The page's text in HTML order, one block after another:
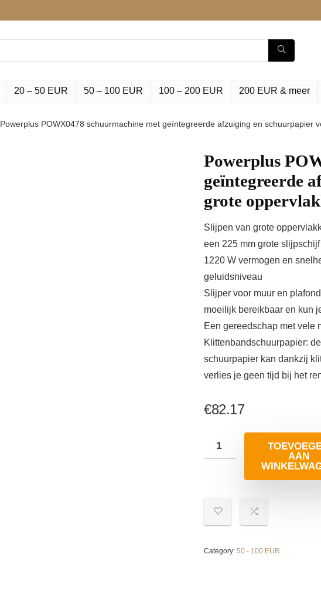
20 – 50 EUR 50 – 100 EUR 100 – 200 EUR 200 EUR & meer
Powerplus POWX0478 schuurmachine met geïntegreerde afzuiging en schuurpapier
Powerplus
geïntegreerde
grote
Slijpen van grote
een 225 mm grote
1220 W vermogen en
geluidsniveau
Slijper voor muur en
moeilijk bereikbaar en kun
Een gereedschap met vele
Klittenbandschuurpapier:
schuurpapier kan dankzij
verlies je geen tijd bij het
€82.17
AAN
Category: 50 - 100 EUR